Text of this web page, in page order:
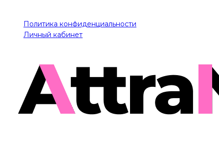
Политика конфиденциальности
Личный кабинет